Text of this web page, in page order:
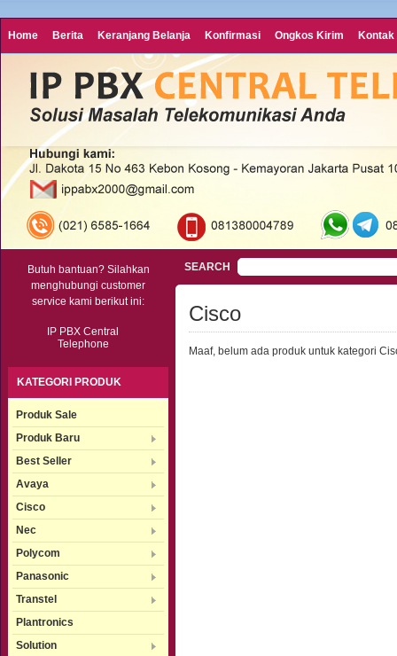
Home Berita Keranjang Belanja Konfirmasi Ongkos Kirim
Butuh bantuan? Silahkan
menghubungi customer
service kami berikut ini:
IP PBX Central
Telephone
KATEGORI PRODUK
Produk Sale
Produk Baru
Best Seller
Avaya
Cisco
Nec
Polycom
Panasonic
Transtel
Plantronics
Solution
SEARCH
Cisco
Maaf, belum ada produk untuk kategori